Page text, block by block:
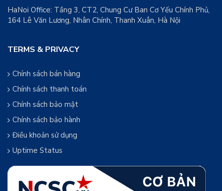
HaNoi Office: Tầng 3, CT2, Chung Cư Ban Cơ Yếu Chính Phủ,
164 Lê Văn Lương, Nhân Chính, Thanh Xuân, Hà Nội
TERMS & PRIVACY
Chính sách bán hàng
Chính sách thanh toán
Chính sách bảo mật
Chính sách bảo hành
Điều khoản sử dụng
Uptime Status